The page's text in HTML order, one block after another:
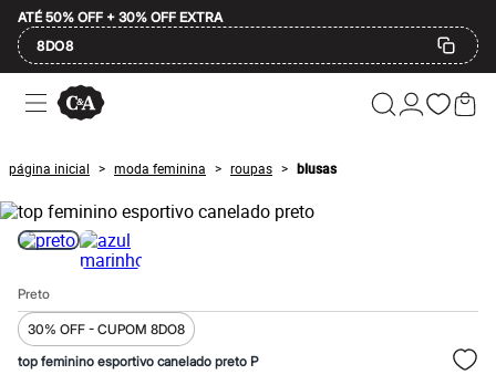
ATÉ 50% OFF + 30% OFF EXTRA
8DO8
Ofertas
Compre por Departamento
Masculino
Infantil
Calçados
Mindse7
Plus Size
Até 20% off
Até 60% off
A partir de 60% off
Feminino
Em alta
página inicial > moda feminina > roupas > blusas
Preto
30% OFF - CUPOM 8DO8
top feminino esportivo canelado preto P